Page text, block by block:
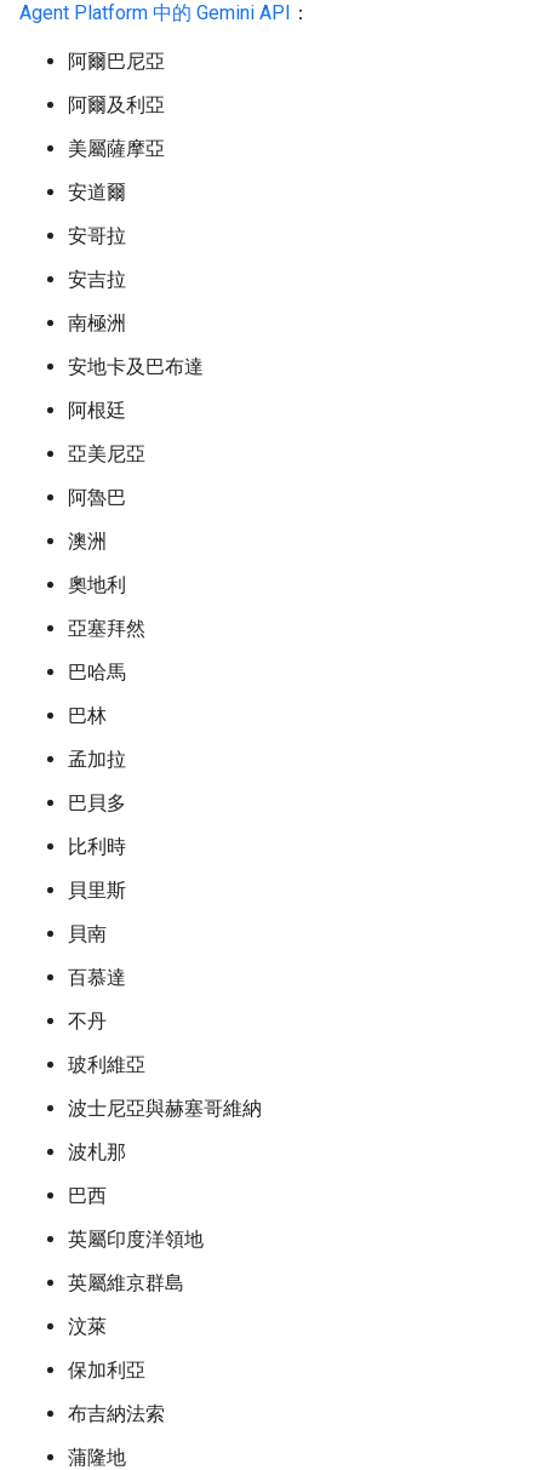
Agent Platform 中的 Gemini API ：
阿爾巴尼亞
阿爾及利亞
美屬薩摩亞
安道爾
安哥拉
安吉拉
南極洲
安地卡及巴布達
阿根廷
亞美尼亞
阿魯巴
澳洲
奧地利
亞塞拜然
巴哈馬
巴林
孟加拉
巴貝多
比利時
貝里斯
貝南
百慕達
不丹
玻利維亞
波士尼亞與赫塞哥維納
波札那
巴西
英屬印度洋領地
英屬維京群島
汶萊
保加利亞
布吉納法索
蒲隆地